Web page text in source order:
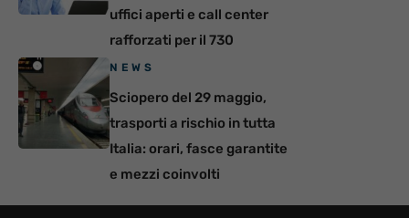
uffici aperti e call center
rafforzati per il 730
NEWS
Sciopero del 29 maggio,
trasporti a rischio in tutta
Italia: orari, fasce garantite
e mezzi coinvolti